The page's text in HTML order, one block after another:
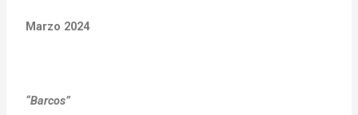
Marzo 2024
“Barcos”